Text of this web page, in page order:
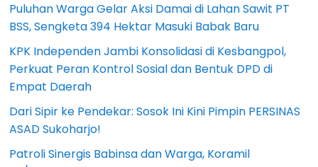
Puluhan Warga Gelar Aksi Damai di Lahan Sawit PT
BSS, Sengketa 394 Hektar Masuki Babak Baru
KPK Independen Jambi Konsolidasi di Kesbangpol,
Perkuat Peran Kontrol Sosial dan Bentuk DPD di
Empat Daerah
Dari Sipir ke Pendekar: Sosok Ini Kini Pimpin PERSINAS
ASAD Sukoharjo!
Patroli Sinergis Babinsa dan Warga, Koramil